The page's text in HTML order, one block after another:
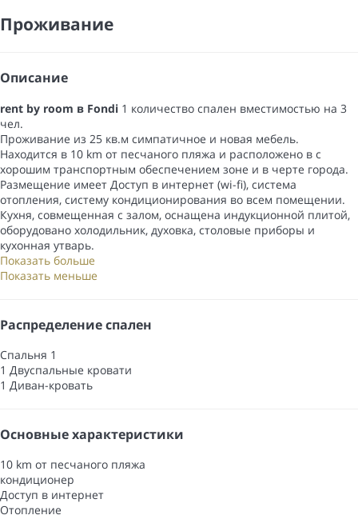
Проживание
Описание
rent by room в Fondi 1 количество спален вместимостью на 3
чел.
Проживание из 25 кв.м симпатичное и новая мебель.
Находится в 10 km от песчаного пляжа и расположено в с
хорошим транспортным обеспечением зоне и в черте города.
Размещение имеет Доступ в интернет (wi-fi), система
отопления, систему кондиционирования во всем помещении.
Кухня, совмещенная с залом, оснащена индукционной плитой,
оборудовано холодильник, духовка, столовые приборы и
кухонная утварь.
Показать больше
Показать меньше
Распределение спален
Спальня 1
1 Двуспальные кровати
1 Диван-кровать
Основные характеристики
10 km от песчаного пляжа
кондиционер
Доступ в интернет
Отопление